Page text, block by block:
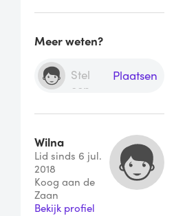
Meer weten?
Plaatsen
Wilna
Lid sinds 6 jul.
2018
Koog aan de
Zaan
Bekijk profiel